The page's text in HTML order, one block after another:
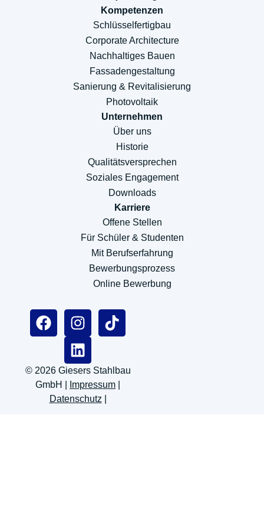
Kompetenzen
Schlüsselfertigbau
Corporate Architecture
Nachhaltiges Bauen
Fassadengestaltung
Sanierung & Revitalisierung
Photovoltaik
Unternehmen
Über uns
Historie
Qualitätsversprechen
Soziales Engagement
Downloads
Karriere
Offene Stellen
Für Schüler & Studenten
Mit Berufserfahrung
Bewerbungsprozess
Online Bewerbung
© 2026 Giesers Stahlbau
GmbH |
Impressum
Datenschutz